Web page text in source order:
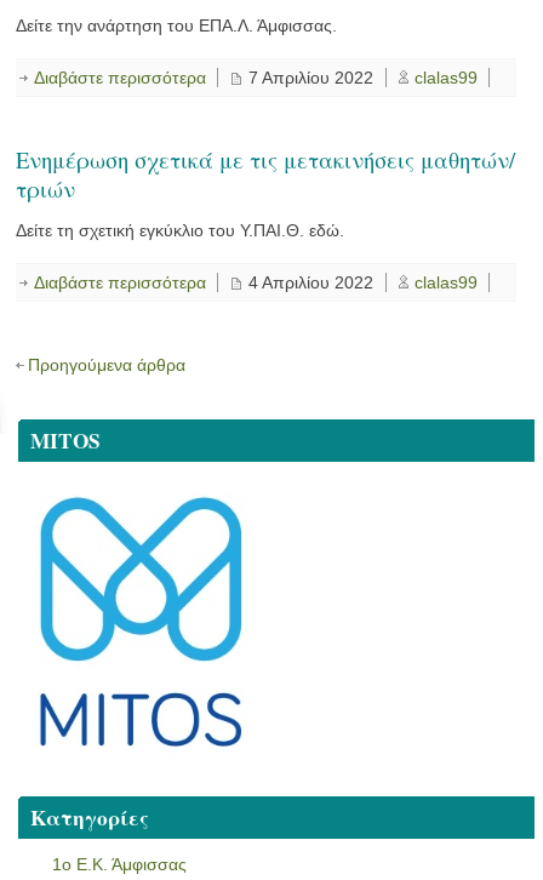
Δείτε την ανάρτηση του ΕΠΑ.Λ. Άμφισσας.
Διαβάστε περισσότερα 7 Απριλίου 2022 clalas99
Ενημέρωση σχετικά με τις μετακινήσεις μαθητών/
τριών
Δείτε τη σχετική εγκύκλιο του Υ.ΠΑΙ.Θ. εδώ.
Διαβάστε περισσότερα 4 Απριλίου 2022 clalas99
Προηγούμενα άρθρα
MITOS
Κατηγορίες
1ο Ε.Κ. Άμφισσας